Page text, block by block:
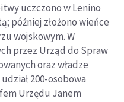
uczczono w Lenino
później złożono wieńce
wojskowym. W
przez Urząd do Spraw
oraz władze
200-osobowa
Urzędu Janem